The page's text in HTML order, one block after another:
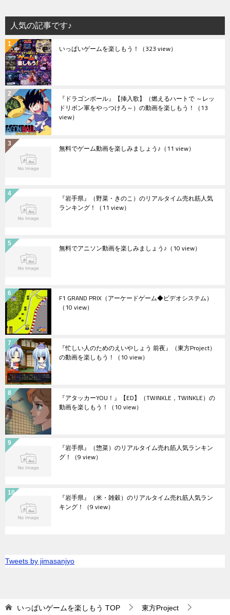
人気の記事です♪
いっぱいゲームを楽しもう！ （323 view）
『ドラゴンボール』【挿入歌】（燃えるハートで ～レッ
ドリボン軍をやっつけろ～）の動画を楽しもう！ （13
view）
無料でゲーム動画を楽しみましょう♪ （11 view）
『岩手県』（野菜・きのこ）のリアルタイム売れ筋人気
ランキング！ （11 view）
無料でアニソン動画を楽しみましょう♪ （10 view）
F1 GRAND PRIX（アーケードゲーム◆ビデオシステム）
（10 view）
『忙しい人のためのえいやしょう 前夜』（東方Project）
の動画を楽しもう！ （10 view）
『アタッカーYOU！』【ED】（TWINKLE，TWINKLE）の
動画を楽しもう！ （10 view）
『岩手県』（惣菜）のリアルタイム売れ筋人気ランキン
グ！ （9 view）
『岩手県』（米・雑穀）のリアルタイム売れ筋人気ラン
キング！ （9 view）
Tweets by jimasanjyo
いっぱいゲームを楽しもう TOP 東方Project